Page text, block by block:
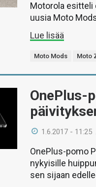
Motorola esitteli
uusia Moto
Lue lisää
Moto Mods Moto
OnePlus-
1.6.2017 - 11:25
OnePlus-pomo
nykyisille
sen sijaan